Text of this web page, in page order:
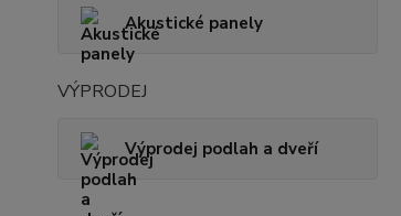
Akustické panely
VÝPRODEJ
Výprodej podlah a dveří